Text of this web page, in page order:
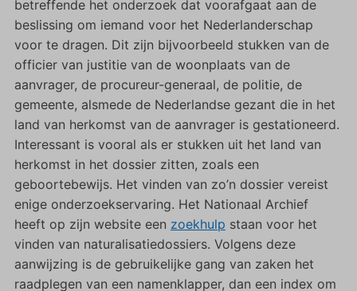
betreffende het onderzoek dat voorafgaat aan de
beslissing om iemand voor het Nederlanderschap
voor te dragen. Dit zijn bijvoorbeeld stukken van de
officier van justitie van de woonplaats van de
aanvrager, de procureur-generaal, de politie, de
gemeente, alsmede de Nederlandse gezant die in het
land van herkomst van de aanvrager is gestationeerd.
Interessant is vooral als er stukken uit het land van
herkomst in het dossier zitten, zoals een
geboortebewijs. Het vinden van zo’n dossier vereist
enige onderzoekservaring. Het Nationaal Archief
heeft op zijn website een zoekhulp staan voor het
vinden van naturalisatiedossiers. Volgens deze
aanwijzing is de gebruikelijke gang van zaken het
raadplegen van een namenklapper, dan een index om